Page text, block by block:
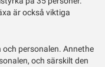
är också viktiga
personalen. Annethe
och särskilt den